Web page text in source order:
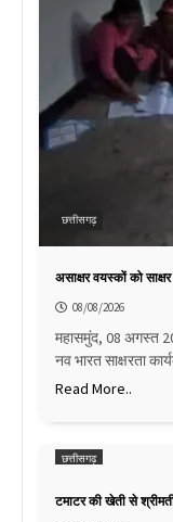
छत्तीसगढ़
असाक्षर वयस्कों को साक्षर
08/08/2026
महासमुंद, 08 अगस्त
नव भारत साक्षरता
Read More..
छत्तीसगढ़
टमाटर की खेती से